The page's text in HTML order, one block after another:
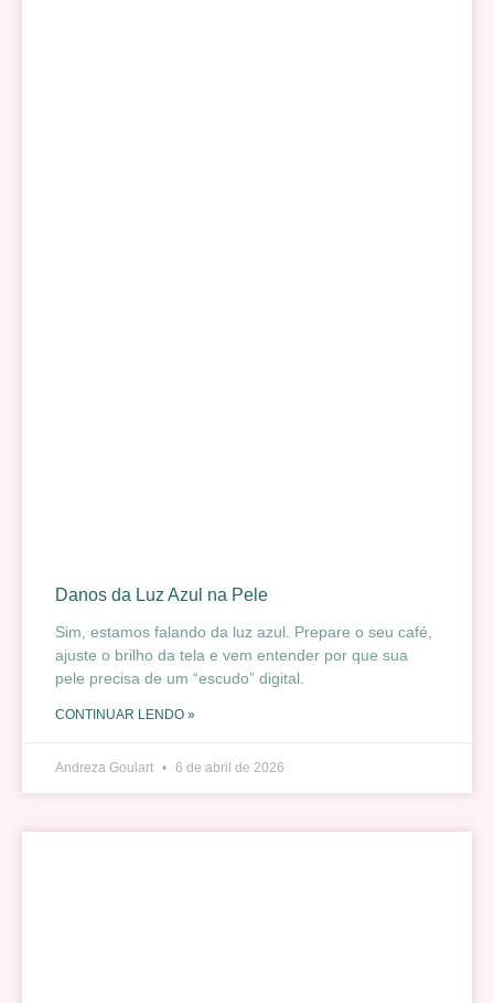
Danos da Luz Azul na Pele
Sim, estamos falando da luz azul. Prepare o seu café,
ajuste o brilho da tela e vem entender por que sua
pele precisa de um “escudo” digital.
CONTINUAR LENDO »
Andreza Goulart 6 de abril de 2026